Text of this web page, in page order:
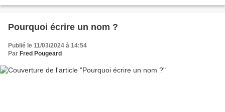
Pourquoi écrire un nom ?
Publié le 11/03/2024 à 14:54
Par Fred Pougeard